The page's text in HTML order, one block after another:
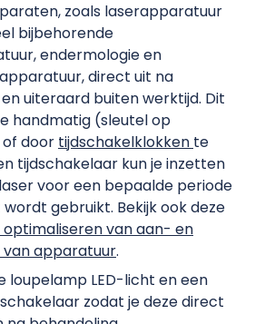
zoals laserapparatuur
bijbehorende
endermologie en
direct uit na
uiteraard buiten werktijd. Dit
handmatig (sleutel op
door tijdschakelklokken te
tijdschakelaar kun je inzetten
voor een bepaalde periode
gebruikt. Bekijk ook deze
van aan- en
apparatuur.
loupelamp LED-licht en een
zodat je deze direct